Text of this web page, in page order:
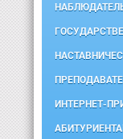
ИНТЕРНЕТ-